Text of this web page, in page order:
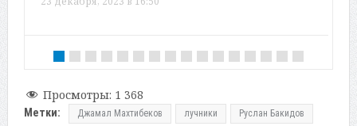
Просмотры: 1 368
Метки: Джамал Махтибеков лучники Руслан Бакидов